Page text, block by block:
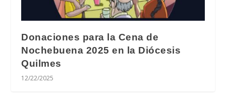
Donaciones para la Cena de
Nochebuena 2025 en la Diócesis
Quilmes
12/22/2025